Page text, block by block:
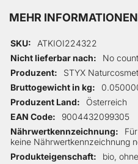
MEHR INFORMATIONEN
Mehr Informationen
SKU
ATKIOI224322
Nicht lieferbar nach
No
Produzent
STYX
Bruttogewicht in kg
Produzent Land
Österreich
EAN Code
9004432099305
Nährwertkennzeichnung
keine Nährwertkennzeichnung
Produkteigenschaft
bio,